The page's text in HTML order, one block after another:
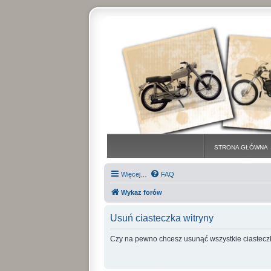
STRONA GŁÓWNA
Więcej… FAQ
Wykaz forów
Usuń ciasteczka witryny
Czy na pewno chcesz usunąć wszystkie